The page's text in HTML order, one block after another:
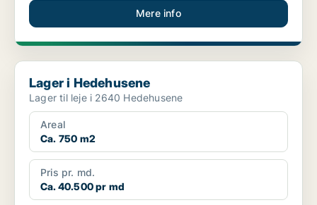
Mere info
Lager i Hedehusene
Lager i Hedehusene
Lager til leje i 2640 Hedehusene
Areal
Ca. 750 m2
Pris pr. md.
Ca. 40.500 pr md